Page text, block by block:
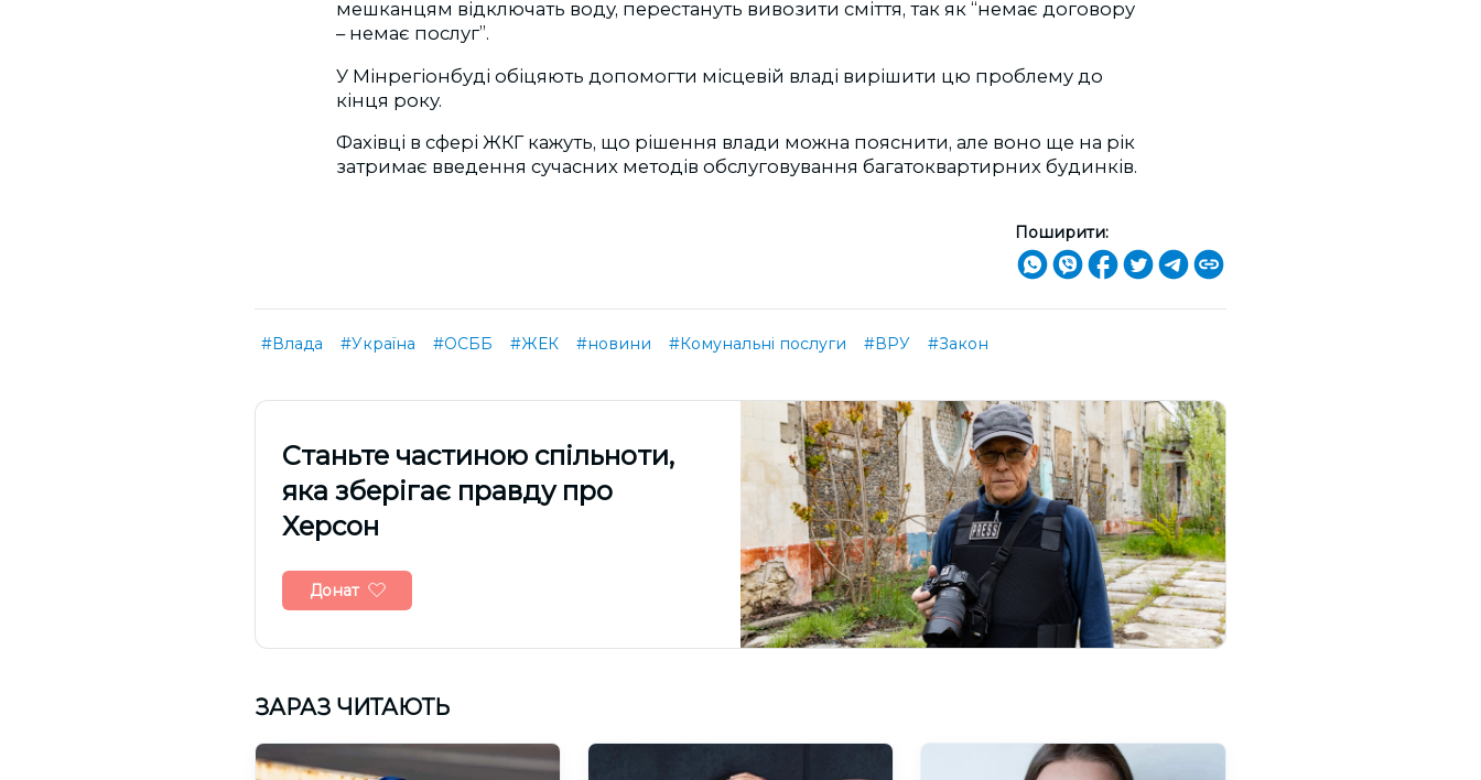
мешканцям відключать воду, перестануть вивозити сміття, так як “немає договору
– немає послуг”.
У Мінрегіонбуді обіцяють допомогти місцевій владі вирішити цю проблему до
кінця року.
Фахівці в сфері ЖКГ кажуть, що рішення влади можна пояснити, але воно ще на рік
затримає введення сучасних методів обслуговування багатоквартирних будинків.
Поширити:
#Влада #Україна #ОСББ #ЖЕК #новини #Комунальні послуги #ВРУ #Закон
Cтаньте частиною спільноти,
яка зберігає правду про
Херсон
Донат
ЗАРАЗ ЧИТАЮТЬ